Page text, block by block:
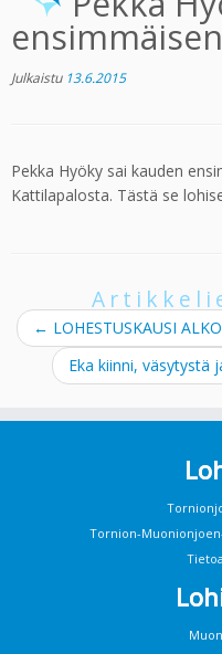
Julkaistu 13.6.2015
Pekka Hyöky sai kauden
Kattilapalosta. Tästä se
← LOHESTUSKAUSI
Eka kiinni, väsytystä
Tornion-